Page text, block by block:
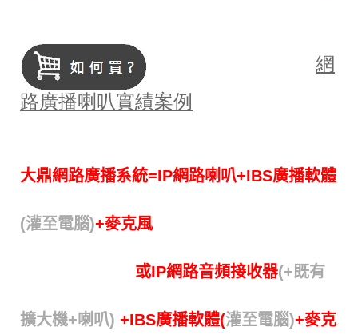
網
路廣播喇叭實績案例
大鼎網路廣播系統=IP網路喇叭+IBS廣播軟體
(灌至電腦)+麥克風
或IP網路音頻接收器(+既有
擴大機+喇叭) +IBS廣播軟體(灌至電腦)+麥克